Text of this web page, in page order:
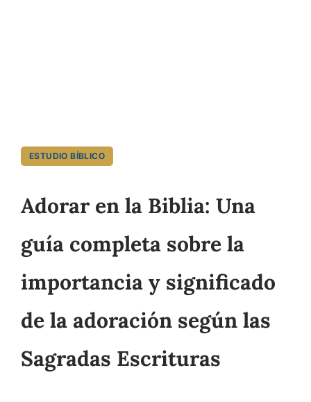
ESTUDIO BÍBLICO
Adorar en la Biblia: Una
guía completa sobre la
importancia y significado
de la adoración según las
Sagradas Escrituras